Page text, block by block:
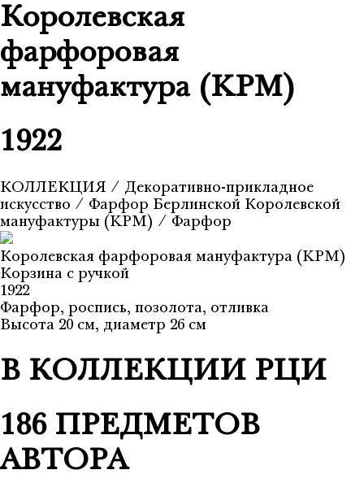
Королевская
фарфоровая
мануфактура (KPM)
1922
КОЛЛЕКЦИЯ ⁄ Декоративно-прикладное
искусство ⁄ Фарфор Берлинской Королевской
мануфактуры (KPM) ⁄ Фарфор
Королевская фарфоровая мануфактура (KPM)
Корзина с ручкой
1922
Фарфор, роспись, позолота, отливка
Высота 20 см, диаметр 26 см
В КОЛЛЕКЦИИ РЦИ
186 ПРЕДМЕТОВ
АВТОРА